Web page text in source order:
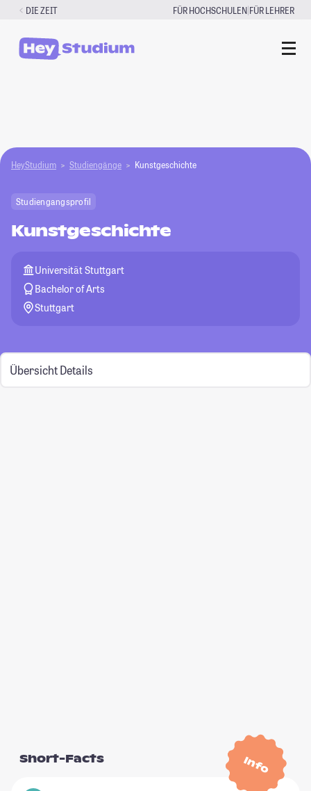
Zum
springen
DIE ZEIT FÜR HOCHSCHULEN|FÜR LEHRER
HeyStudium Studiengänge Kunstgeschichte
Studiengangsprofil
Kunstgeschichte
Universität Stuttgart
Bachelor of Arts
Stuttgart
Übersicht Details
Info
Short-Facts